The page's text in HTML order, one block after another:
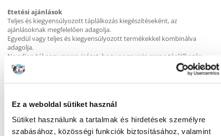
Ez a weboldal sütiket használ
Sütiket használunk a tartalmak és hirdetések személyre
szabásához, közösségi funkciók biztosításához, valamint
Etetési ajánlások
Teljes és kiegyensúlyozott táplálkozás kiegészítéseként, az
ajánlásoknak megfelelően adagolja.
Egyedül vagy teljes és kiegyensúlyozott termékekkel kombinálva
adagolja.
Ne adjon túl nagy mennyiséget, hogy ne zavarja meg a táplálkozás
egyensúlyát.
Naponta maximum 2 dobozt adjon.
KÉRDEZZ TŐLÜNK!